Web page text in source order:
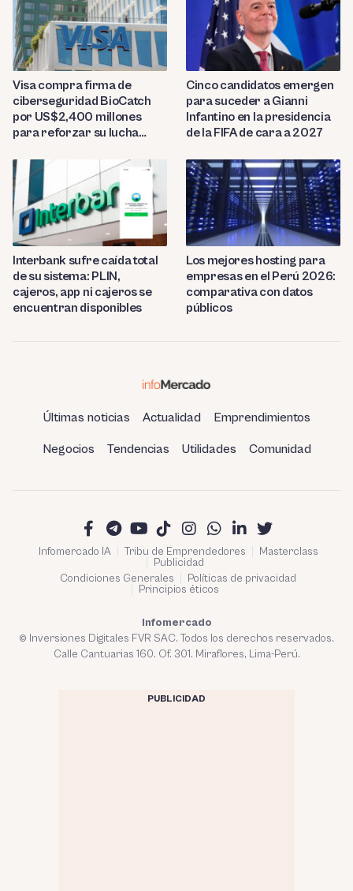
Visa compra firma de
ciberseguridad BioCatch
por US$2,400 millones
para reforzar su lucha
Cinco candidatos emergen
para suceder a Gianni
Infantino en la presidencia
de la FIFA de cara a 2027
Interbank sufre caída total
de su sistema: PLIN,
cajeros, app ni cajeros se
encuentran disponibles
Los mejores hosting para
empresas en el Perú 2026:
comparativa con datos
públicos
Últimas noticias Actualidad Emprendimientos
Negocios Tendencias Utilidades Comunidad
Infomercado IA Tribu de Emprendedores
Masterclass
Publicidad
Condiciones Generales
Políticas de privacidad
Principios éticos
Infomercado
© Inversiones Digitales FVR SAC. Todos los derechos reservados.
Calle Cantuarias 160. Of. 301. Miraflores, Lima-Perú.
PUBLICIDAD